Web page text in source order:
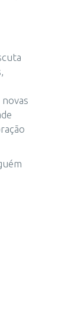
novas